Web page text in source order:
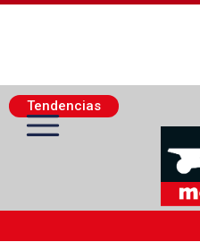
Tendencias